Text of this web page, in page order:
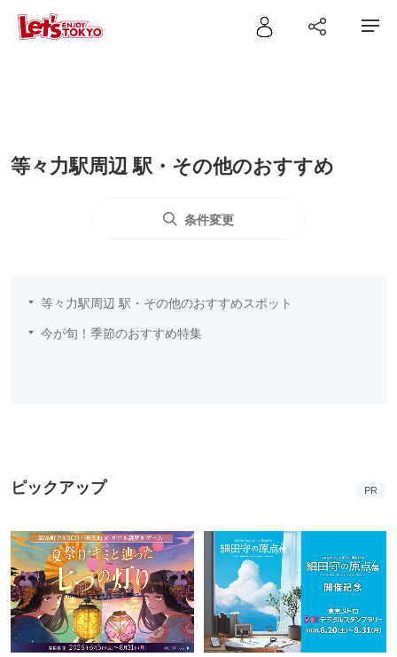
等々力駅周辺 駅・その他のおすすめ
条件変更
等々力駅周辺 駅・その他のおすすめスポット
今が旬！季節のおすすめ特集
ピックアップ PR